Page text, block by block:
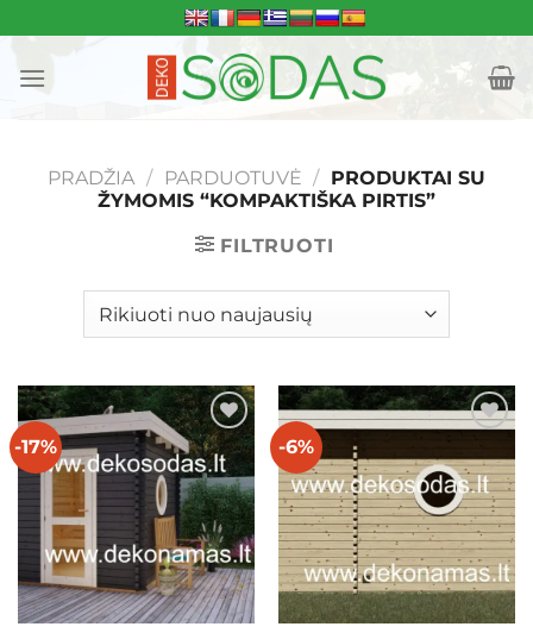
to
content
PRADŽIA / PARDUOTUVĖ / PRODUKTAI SU
ŽYMOMIS “KOMPAKTIŠKA PIRTIS”
FILTRUOTI
-17% Mėgstamiausias -6%